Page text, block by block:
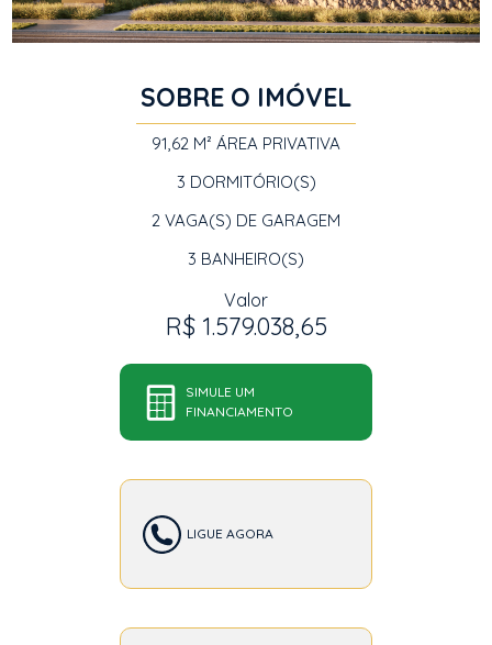
SOBRE O IMÓVEL
91,62 M² ÁREA PRIVATIVA
3 DORMITÓRIO(S)
2 VAGA(S) DE GARAGEM
3 BANHEIRO(S)
Valor
R$ 1.579.038,65
SIMULE UM
FINANCIAMENTO
LIGUE AGORA